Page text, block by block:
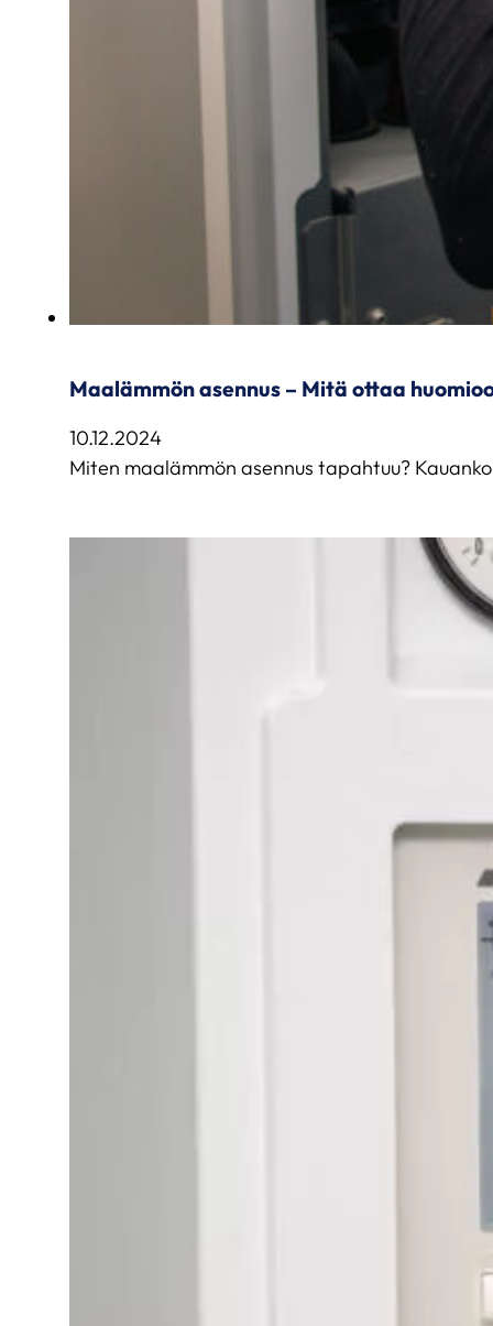
Maalämmön asennus – Mitä ottaa
10.12.2024
Miten maalämmön asennus tapahtuu?